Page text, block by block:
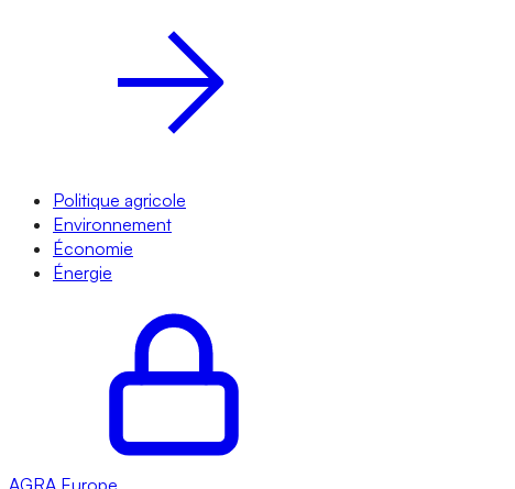
Politique agricole
Environnement
Économie
Énergie
AGRA Europe